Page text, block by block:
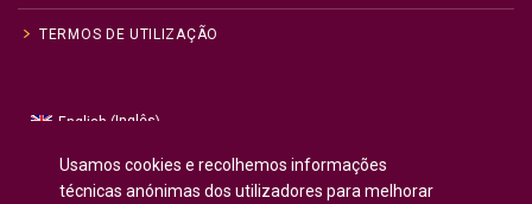
TERMOS DE UTILIZAÇÃO
English (Inglês)
Русский
Russo
Español(Espanhol)
Usamos cookies e recolhemos informações
técnicas anónimas dos utilizadores para melhorar